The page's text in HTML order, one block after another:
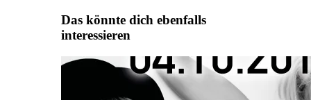
Das könnte dich ebenfalls
interessieren